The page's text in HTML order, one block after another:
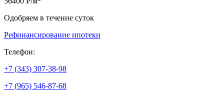
Одобряем в течение суток
Рефинансирование ипотеки
Телефон:
+7 (343) 307-38-98
+7 (965) 546-87-68